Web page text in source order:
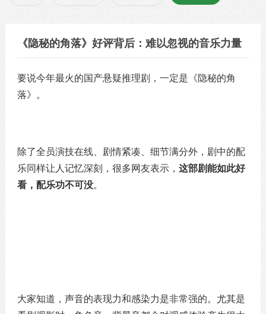
《隐秘的角落》好评背后：难以忽视的音乐力量
要说今年最火的国产悬疑推理剧，一定是《隐秘的角
落》。
除了全员演技在线、剧情紧凑、细节满分外，剧中的配
乐同样让人记忆深刻，很多网友表示， 这部剧能如此好
看，配乐功不可没。
大家知道，声音的表现力和感染力是非常强的。尤其是